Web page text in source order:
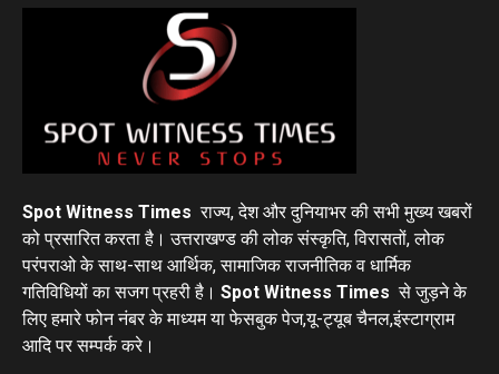
Spot Witness Times राज्य, देश और दुनियाभर की सभी मुख्य खबरों
को प्रसारित करता है। उत्तराखण्ड की लोक संस्कृति, विरासतों, लोक
परंपराओ के साथ-साथ आर्थिक, सामाजिक राजनीतिक व धार्मिक
गतिविधियों का सजग प्रहरी है। Spot Witness Times से जुड़ने के
लिए हमारे फोन नंबर के माध्यम या फेसबुक पेज,यू-ट्यूब चैनल,इंस्टाग्राम
आदि पर सम्पर्क करे।